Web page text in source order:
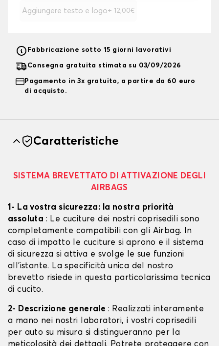
Aggiungere testo e logo + 12,00€
Fabbricazione sotto 15 giorni lavorativi
Consegna gratuita stimata su 03/09/2026
Pagamento in 3x gratuito, a partire da 60 euro
di acquisto.
Caratteristiche
SISTEMA BREVETTATO DI ATTIVAZIONE DEGLI
AIRBAGS
1- La vostra sicurezza: la nostra priorità
assoluta : Le cuciture dei nostri coprisedili sono
completamente compatibili con gli Airbag. In
caso di impatto le cuciture si aprono e il sistema
di sicurezza si attiva e svolge le sue funzioni
all'istante. La specificità unica del nostro
brevetto risiede in questa particolarissima tecnica
di cucito.
2- Descrizione generale : Realizzati interamente
a mano nei nostri laboratori, i vostri coprisedili
per auto su misura si distingueranno per la